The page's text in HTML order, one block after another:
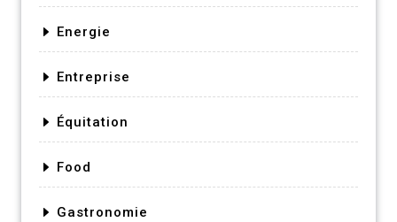
Energie
Entreprise
Équitation
Food
Gastronomie